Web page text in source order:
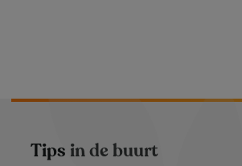
Tips in de buurt